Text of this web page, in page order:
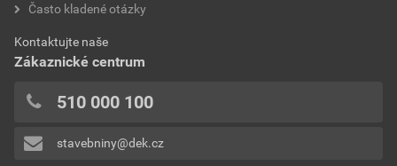
bez DPH za kg
Dokumenty výrobce
spotřeba
výrobce
typ
reakce na oheň
Přidávat hodnocení může pouze přihlášený uživatel.
Často kladené otázky
Kontaktujte naše
Zákaznické centrum
510 000 100
stavebniny@dek.cz